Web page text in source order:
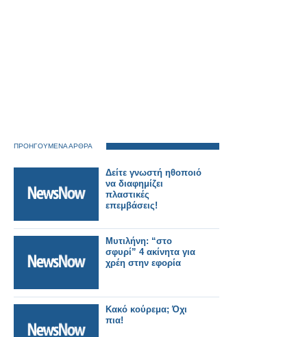
ΠΡΟΗΓΟΥΜΕΝΑ ΑΡΘΡΑ
Δείτε γνωστή ηθοποιό
να διαφημίζει
πλαστικές
επεμβάσεις!
Μυτιλήνη: “στο
σφυρί” 4 ακίνητα για
χρέη στην εφορία
Κακό κούρεμα; Όχι
πια!